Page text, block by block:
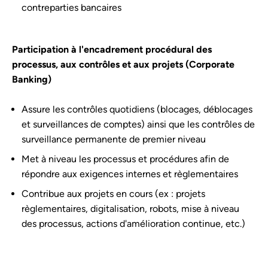
contreparties bancaires
Participation à l'encadrement procédural des
processus, aux contrôles et aux projets (Corporate
Banking)
Assure les contrôles quotidiens (blocages, déblocages
et surveillances de comptes) ainsi que les contrôles de
surveillance permanente de premier niveau
Met à niveau les processus et procédures afin de
répondre aux exigences internes et règlementaires
Contribue aux projets en cours (ex : projets
règlementaires, digitalisation, robots, mise à niveau
des processus, actions d'amélioration continue, etc.)